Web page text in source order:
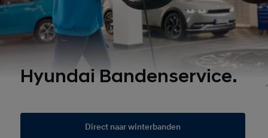
Hyundai Bandenservice.
Direct naar winterbanden